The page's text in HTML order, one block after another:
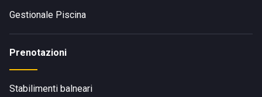
Gestionale Piscina
Prenotazioni
Stabilimenti balneari